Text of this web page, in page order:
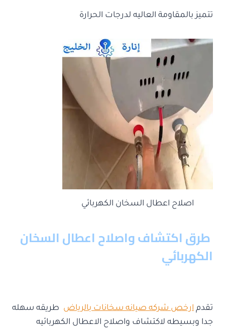
تتميز بالمقاومة العاليه لدرجات الحرارة
اصلاح اعطال السخان الكهربائي
طرق اكتشاف واصلاح اعطال السخان
الكهربائي
تقدم ارخص شركه صيانه سخانات بالرياض طريقه سهله
جدا وبسيطه لاكتشاف واصلاح الاعطال الكهربائيه